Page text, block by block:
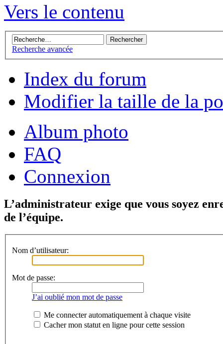
Vers le contenu
Recherche avancée
Index du forum
Modifier la taille de la
Album photo
FAQ
Connexion
L’administrateur exige que vous soyez
de l’équipe.
Nom d’utilisateur:
Mot de passe:
J’ai oublié mon mot de passe
Me connecter automatiquement à chaque visite
Cacher mon statut en ligne pour cette session